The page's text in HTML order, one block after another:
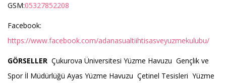
GSM:05327852208
Facebook:
https://www.facebook.com/adanasualtiihtisasveyuzmekulubu/
GÖRSELLER Çukurova Üniversitesi Yüzme Havuzu Gençlik ve
Spor İl Müdürlüğü Ayas Yüzme Havuzu Çetinel Tesisleri Yüzme